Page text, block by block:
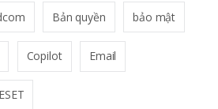
Bản quyền bảo mật
Copilot Email
ESET